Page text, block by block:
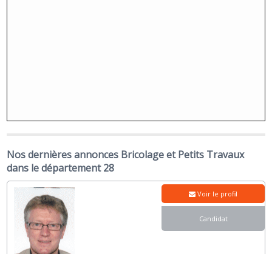
Nos dernières annonces Bricolage et Petits Travaux
dans le département 28
Voir le profil
Candidat